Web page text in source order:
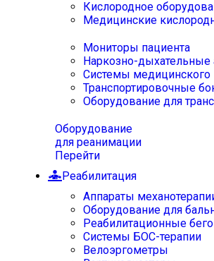
Кислородное
Медицинские
Мониторы пациента
Наркозно-дыхательные
Системы медицинского
Транспортировочные
Оборудование для
Оборудование
для реанимации
Перейти
Реабилитация
Аппараты
Оборудование для
Реабилитационные
Системы БОС-терапии
Велоэргометры